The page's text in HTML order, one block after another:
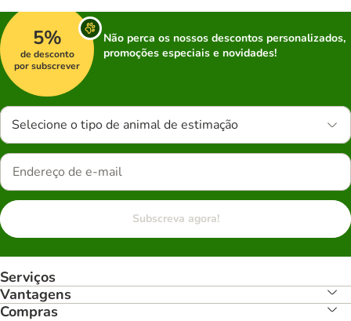
5%
de desconto
por subscrever
Não perca os nossos descontos personalizados,
promoções especiais e novidades!
Selecione o tipo de animal de estimação
Subscreva agora!
Serviços
Vantagens
Compras